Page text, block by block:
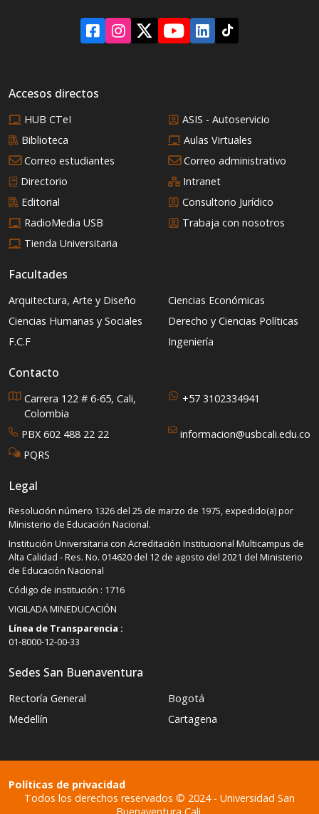
Accesos directos
HUB CTeI
ASIS - Autoservicio
Biblioteca
Aulas Virtuales
Correo estudiantes
Correo administrativo
Directorio
Intranet
Editorial
Consultorio Jurídico
RadioMedia USB
Trabaja con nosotros
Tienda Universitaria
Facultades
Arquitectura, Arte y Diseño
Ciencias Económicas
Ciencias Humanas y Sociales
Derecho y Ciencias Políticas
F.C.F
Ingeniería
Contacto
Carrera 122 # 6-65, Cali,
Colombia
+57 3102334941
PBX 602 488 22 22
informacion@usbcali.edu.co
PQRS
Legal
Resolución número 1326 del 25 de marzo de 1975, expedido(a) por
Ministerio de Educación Nacional.
Institución Universitaria con Acreditación Institucional Multicampus de
Alta Calidad - Res. No. 014620 del 12 de agosto del 2021 del Ministerio
de Educación Nacional
Código de institución : 1716
VIGILADA MINEDUCACIÓN
Línea de Transparencia :
01-8000-12-00-33
Sedes San Buenaventura
Rectoría General
Bogotá
Medellín
Cartagena
Todos los derechos reservados © 2024 - Universidad San
Políticas de privacidad